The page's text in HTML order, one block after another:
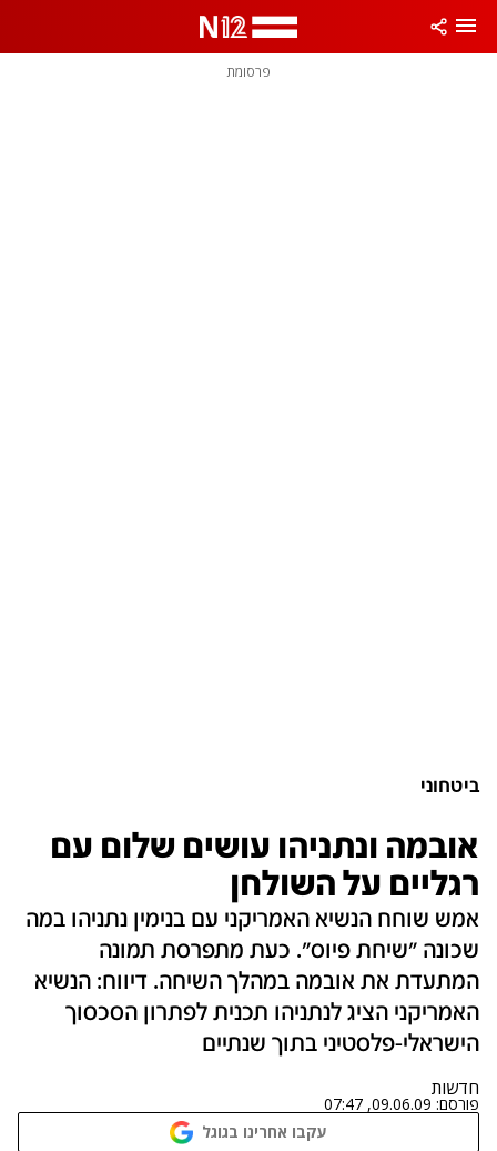
פרסומת
ביטחוני
אובמה ונתניהו עושים שלום עם
רגליים על השולחן
אמש שוחח הנשיא האמריקני עם בנימין נתניהו במה
שכונה "שיחת פיוס". כעת מתפרסת תמונה
המתעדת את אובמה במהלך השיחה. דיווח: הנשיא
האמריקני הציג לנתניהו תכנית לפתרון הסכסוך
הישראלי-פלסטיני בתוך שנתיים
חדשות
פורסם: 09.06.09, 07:47
עקבו אחרינו בגוגל